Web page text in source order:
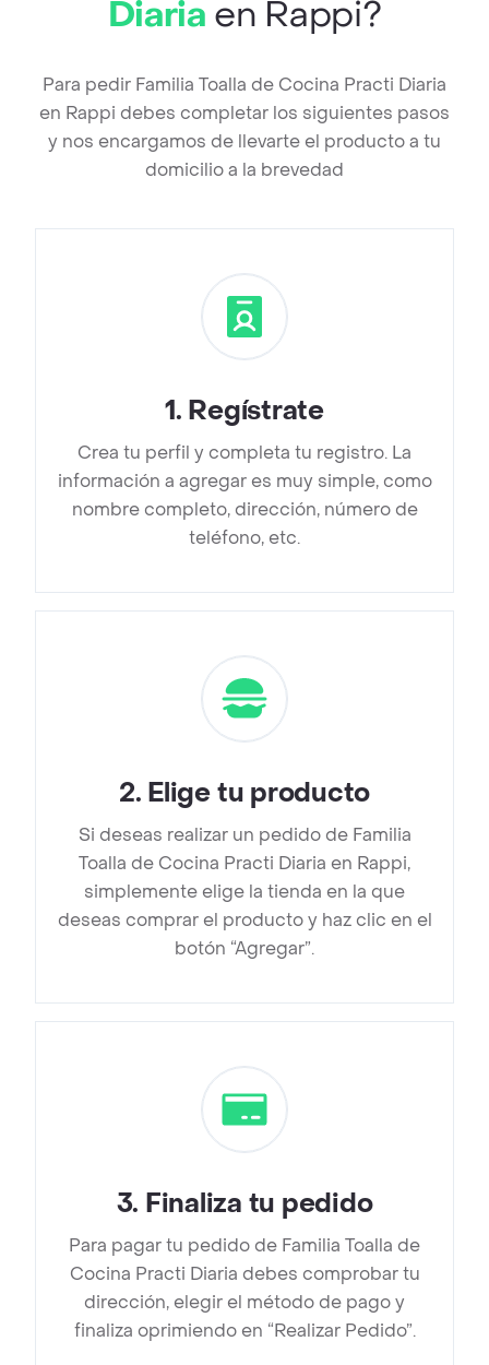
Diaria en Rappi?
Para pedir Familia Toalla de Cocina Practi Diaria
en Rappi debes completar los siguientes pasos
y nos encargamos de llevarte el producto a tu
domicilio a la brevedad
1. Regístrate
Crea tu perfil y completa tu registro. La
información a agregar es muy simple, como
nombre completo, dirección, número de
teléfono, etc.
2. Elige tu producto
Si deseas realizar un pedido de Familia
Toalla de Cocina Practi Diaria en Rappi,
simplemente elige la tienda en la que
deseas comprar el producto y haz clic en el
botón “Agregar”.
3. Finaliza tu pedido
Para pagar tu pedido de Familia Toalla de
Cocina Practi Diaria debes comprobar tu
dirección, elegir el método de pago y
finaliza oprimiendo en “Realizar Pedido”.